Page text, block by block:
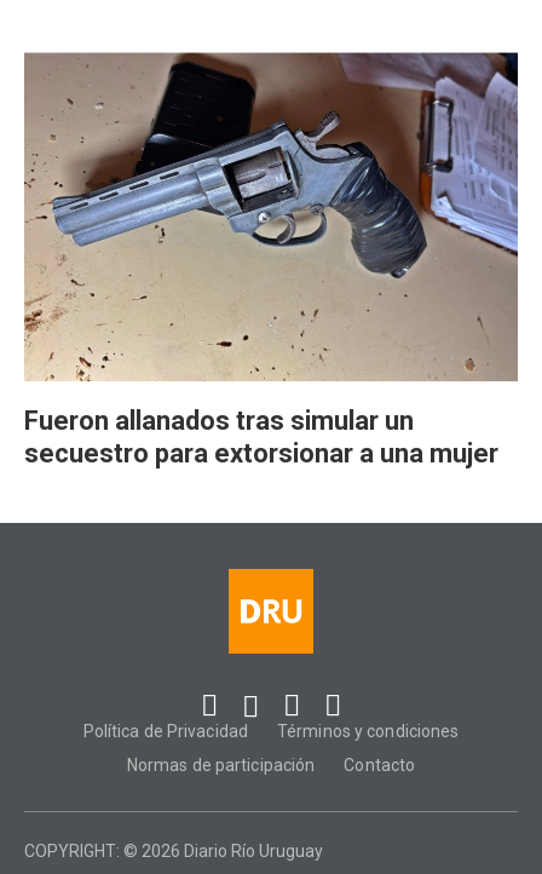
Fueron allanados tras simular un
secuestro para extorsionar a una mujer
Política de Privacidad
Términos y condiciones
Normas de participación
Contacto
COPYRIGHT: © 2026 Diario Río Uruguay